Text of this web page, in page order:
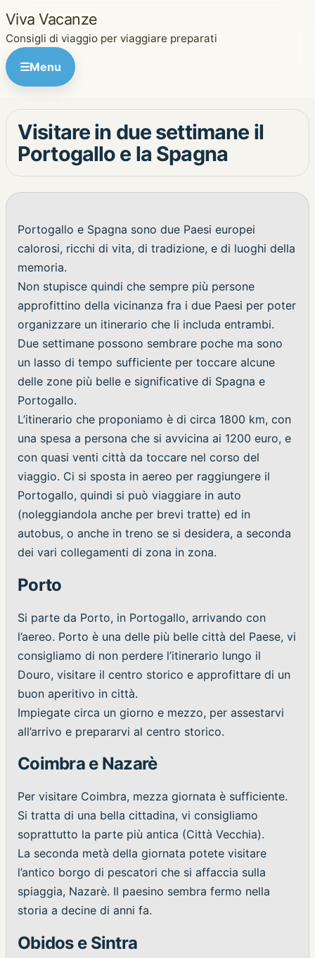
Viva Vacanze
Consigli di viaggio per viaggiare preparati
☰Menu
Visitare in due settimane il
Portogallo e la Spagna
Portogallo e Spagna sono due Paesi europei
calorosi, ricchi di vita, di tradizione, e di luoghi della
memoria.
Non stupisce quindi che sempre più persone
approfittino della vicinanza fra i due Paesi per poter
organizzare un itinerario che li includa entrambi.
Due settimane possono sembrare poche ma sono
un lasso di tempo sufficiente per toccare alcune
delle zone più belle e significative di Spagna e
Portogallo.
L’itinerario che proponiamo è di circa 1800 km, con
una spesa a persona che si avvicina ai 1200 euro, e
con quasi venti città da toccare nel corso del
viaggio. Ci si sposta in aereo per raggiungere il
Portogallo, quindi si può viaggiare in auto
(noleggiandola anche per brevi tratte) ed in
autobus, o anche in treno se si desidera, a seconda
dei vari collegamenti di zona in zona.
Porto
Si parte da Porto, in Portogallo, arrivando con
l’aereo. Porto è una delle più belle città del Paese, vi
consigliamo di non perdere l’itinerario lungo il
Douro, visitare il centro storico e approfittare di un
buon aperitivo in città.
Impiegate circa un giorno e mezzo, per assestarvi
all’arrivo e prepararvi al centro storico.
Coimbra e Nazarè
Per visitare Coimbra, mezza giornata è sufficiente.
Si tratta di una bella cittadina, vi consigliamo
soprattutto la parte più antica (Città Vecchia).
La seconda metà della giornata potete visitare
l’antico borgo di pescatori che si affaccia sulla
spiaggia, Nazarè. Il paesino sembra fermo nella
storia a decine di anni fa.
Obidos e Sintra